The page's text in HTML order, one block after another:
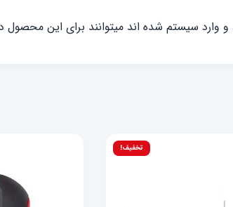
سیستم شده اند میتوانند برای این محصول
تخفیف!